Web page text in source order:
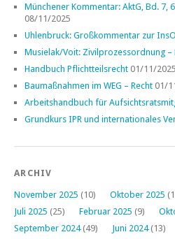
Münchener Kommentar: AktG, Bd. 7,
08/11/2025
Uhlenbruck: Großkommentar zur
Musielak/Voit: Zivilprozessordnung –
Handbuch Pflichtteilsrecht 01/11/2025
Baumaßnahmen im WEG – Recht 01/
Arbeitshandbuch für
Grundkurs IPR und internationales
ARCHIV
November 2025 (10) Oktober 2025
Juli 2025 (25) Februar 2025 (9)
September 2024(49) Juni 2024(13)